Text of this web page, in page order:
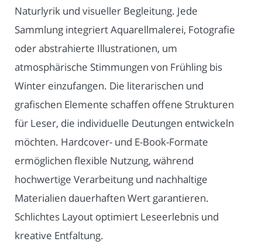
Naturlyrik und visueller Begleitung. Jede
Sammlung integriert Aquarellmalerei, Fotografie
oder abstrahierte Illustrationen, um
atmosphärische Stimmungen von Frühling bis
Winter einzufangen. Die literarischen und
grafischen Elemente schaffen offene Strukturen
für Leser, die individuelle Deutungen entwickeln
möchten. Hardcover- und E-Book-Formate
ermöglichen flexible Nutzung, während
hochwertige Verarbeitung und nachhaltige
Materialien dauerhaften Wert garantieren.
Schlichtes Layout optimiert Leseerlebnis und
kreative Entfaltung.